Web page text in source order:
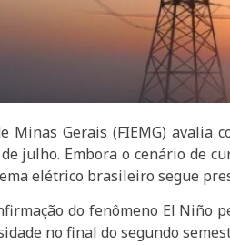
Minas Gerais (FIEMG)
julho. Embora o cenário de
elétrico brasileiro segue
do fenômeno El Niño
no final do segundo